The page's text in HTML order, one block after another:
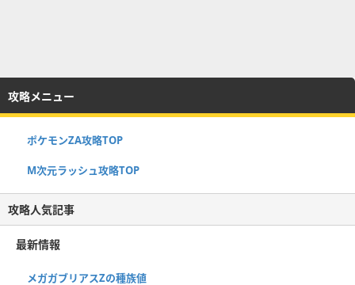
攻略メニュー
ポケモンZA攻略TOP
M次元ラッシュ攻略TOP
攻略人気記事
最新情報
メガガブリアスZの種族値